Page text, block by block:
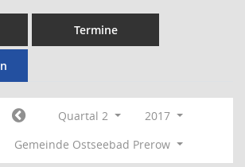
Termine
Quartal 2
2017
Gemeinde Ostseebad Prerow